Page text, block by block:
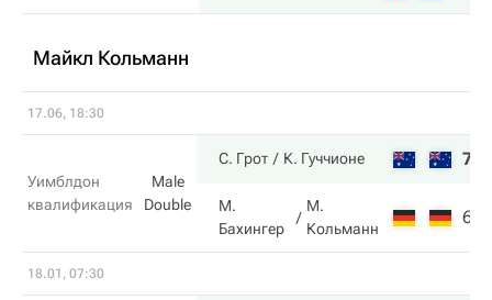
Майкл Кольманн
17.06, 18:30
Уимблдон
квалификация
Male
Double
С. Грот К. Гуччионе 7
М.
Бахингер
М.
Кольманн
6
18.01, 07:30